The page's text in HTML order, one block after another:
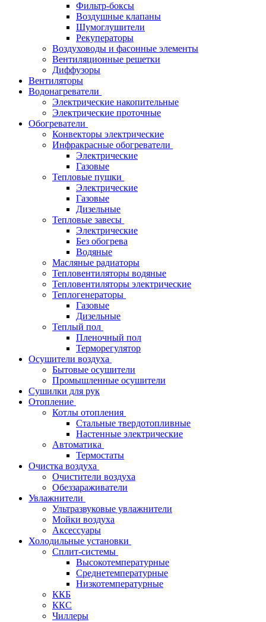
Фильтр-боксы
Воздушные клапаны
Шумоглушители
Рекуператоры
Воздуховоды и фасонные элементы
Вентиляционные решетки
Диффузоры
Вентиляторы
Водонагреватели
Электрические накопительные
Электрические проточные
Обогреватели
Конвекторы электрические
Инфракрасные обогреватели
Электрические
Газовые
Тепловые пушки
Электрические
Газовые
Дизельные
Тепловые завесы
Электрические
Без обогрева
Водяные
Масляные радиаторы
Тепловентиляторы водяные
Тепловентиляторы электрические
Теплогенераторы
Газовые
Дизельные
Теплый пол
Пленочный пол
Терморегулятор
Осушители воздуха
Бытовые осушители
Промышленные осушители
Сушилки для рук
Отопление
Котлы отопления
Стальные твердотопливные
Настенные электрические
Автоматика
Термостаты
Очистка воздуха
Очистители воздуха
Обеззараживатели
Увлажнители
Ультразвуковые увлажнители
Мойки воздуха
Аксессуары
Холодильные установки
Сплит-системы
Высокотемпературные
Среднетемпературные
Низкотемпературные
ККБ
ККС
Чиллеры